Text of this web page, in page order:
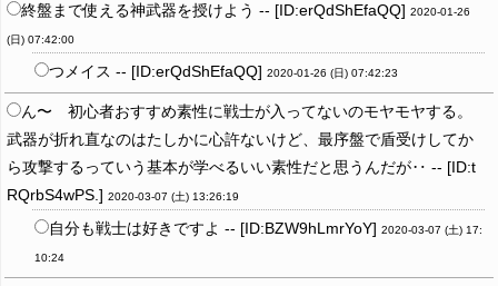
終盤まで使える神武器を授けよう -- [ID:erQdShEfaQQ] 2020-01-26
(日) 07:42:00
つメイス -- [ID:erQdShEfaQQ] 2020-01-26 (日) 07:42:23
ん〜 初心者おすすめ素性に戦士が入ってないのモヤモヤする。
武器が折れ直なのはたしかに心許ないけど、最序盤で盾受けしてか
ら攻撃するっていう基本が学べるいい素性だと思うんだが‥ -- [ID:t
RQrbS4wPS.] 2020-03-07 (土) 13:26:19
自分も戦士は好きですよ -- [ID:BZW9hLmrYoY] 2020-03-07 (土) 17:
10:24